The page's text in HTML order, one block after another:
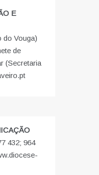
E
do Vouga)
de
(Secretaria
432; 964